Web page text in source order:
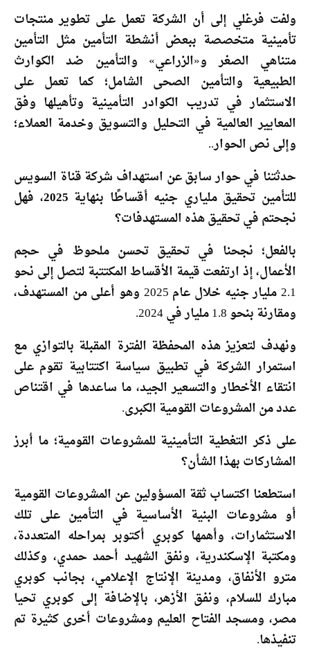
ولفت فرغلي إلى أن الشركة تعمل على تطوير منتجات
تأمينية متخصصة ببعض أنشطة التأمين مثل التأمين
متناهي الصغر و«الزراعي» والتأمين ضد الكوارث
الطبيعية والتأمين الصحى الشامل؛ كما تعمل على
الاستثمار في تدريب الكوادر التأمينية وتأهيلها وفق
المعايير العالمية في التحليل والتسويق وخدمة العملاء؛
وإلى نص الحوار..
حدثتنا في حوار سابق عن استهداف شركة قناة السويس
للتأمين تحقيق ملياري جنيه أقساطًا بنهاية 2025، فهل
نجحتم في تحقيق هذه المستهدفات؟
بالفعل؛ نجحنا في تحقيق تحسن ملحوظ في حجم
الأعمال، إذ ارتفعت قيمة الأقساط المكتتبة لتصل إلى نحو
2.1 مليار جنيه خلال عام 2025 وهو أعلى من المستهدف،
ومقارنة بنحو 1.8 مليار في 2024.
ونهدف لتعزيز هذه المحفظة الفترة المقبلة بالتوازي مع
استمرار الشركة في تطبيق سياسة اكتتابية تقوم على
انتقاء الأخطار والتسعير الجيد، ما ساعدها في اقتناص
عدد من المشروعات القومية الكبرى.
على ذكر التغطية التأمينية للمشروعات القومية؛ ما أبرز
المشاركات بهذا الشأن؟
استطعنا اكتساب ثقة المسؤولين عن المشروعات القومية
أو مشروعات البنية الأساسية في التأمين على تلك
الاستثمارات، وأهمها كوبري أكتوبر بمراحله المتعددة،
ومكتبة الإسكندرية، ونفق الشهيد أحمد حمدي، وكذلك
مترو الأنفاق، ومدينة الإنتاج الإعلامي، بجانب كوبري
مبارك للسلام، ونفق الأزهر، بالإضافة إلى كوبري تحيا
مصر، ومسجد الفتاح العليم ومشروعات أخرى كثيرة تم
تنفيذها.